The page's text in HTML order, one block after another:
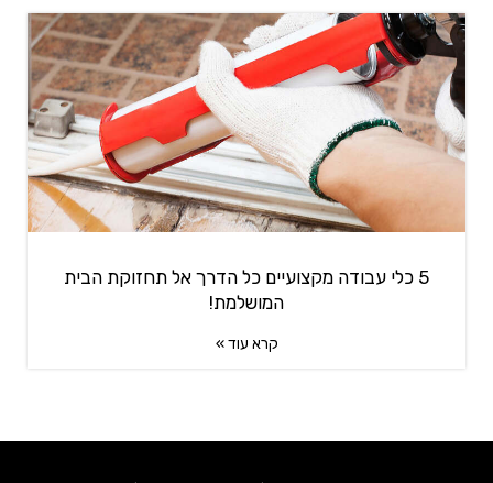
5 כלי עבודה מקצועיים כל הדרך אל תחזוקת הבית
המושלמת!
קרא עוד »